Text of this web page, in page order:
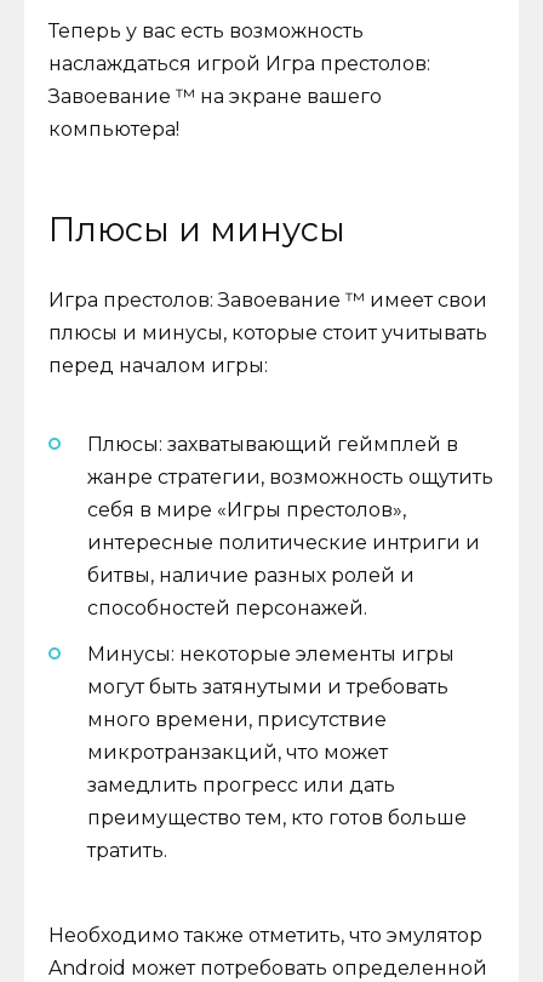
Теперь у вас есть возможность
наслаждаться игрой Игра престолов:
Завоевание ™ на экране вашего
компьютера!
Плюсы и минусы
Игра престолов: Завоевание ™ имеет свои
плюсы и минусы, которые стоит учитывать
перед началом игры:
Плюсы: захватывающий геймплей в
жанре стратегии, возможность ощутить
себя в мире «Игры престолов»,
интересные политические интриги и
битвы, наличие разных ролей и
способностей персонажей.
Минусы: некоторые элементы игры
могут быть затянутыми и требовать
много времени, присутствие
микротранзакций, что может
замедлить прогресс или дать
преимущество тем, кто готов больше
тратить.
Необходимо также отметить, что эмулятор
Android может потребовать определенной